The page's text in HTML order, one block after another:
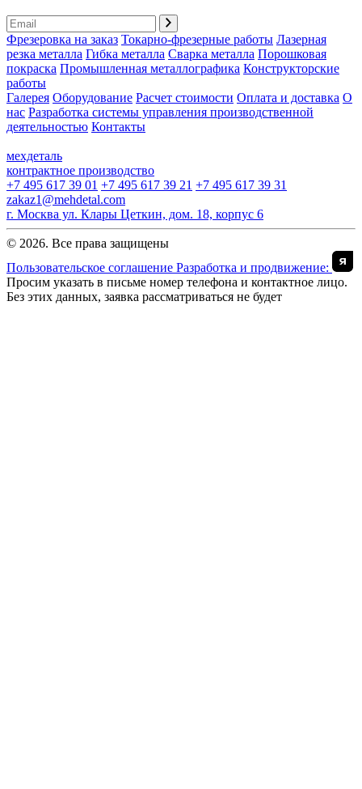
Фрезеровка на заказ Токарно-фрезерные работы Лазерная
резка металла Гибка металла Сварка металла Порошковая
покраска Промышленная металлографика Конструкторские
работы
Галерея Оборудование Расчет стоимости Оплата и доставка О
нас Разработка системы управления производственной
деятельностью Контакты
мехдеталь
контрактное производство
+7 495 617 39 01 +7 495 617 39 21 +7 495 617 39 31
zakaz1@mehdetal.com
г. Москва ул. Клары Цеткин, дом. 18, корпус 6
© 2026. Все права защищены
Пользовательское соглашение Разработка и продвижение:
Просим указать в письме номер телефона и контактное лицо.
Без этих данных, заявка рассматриваться не будет